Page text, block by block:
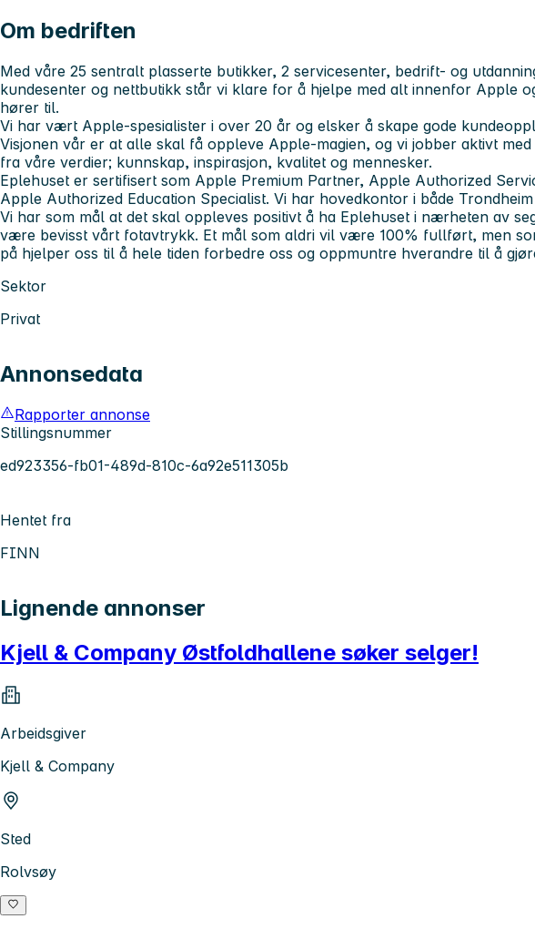
Om bedriften
Med våre 25 sentralt plasserte butikker, 2 servicesenter, bedrift- og
kundesenter og nettbutikk står vi klare for å hjelpe med alt innenfor Apple
hører til.
Vi har vært Apple-spesialister i over 20 år og elsker å skape gode
Visjonen vår er at alle skal få oppleve Apple-magien, og vi jobber aktivt
fra våre verdier; kunnskap, inspirasjon, kvalitet og mennesker.
Eplehuset er sertifisert som Apple Premium Partner, Apple Authorized
Apple Authorized Education Specialist. Vi har hovedkontor i både
Vi har som mål at det skal oppleves positivt å ha Eplehuset i nærheten av
være bevisst vårt fotavtrykk. Et mål som aldri vil være 100% fullført, men
på hjelper oss til å hele tiden forbedre oss og oppmuntre hverandre til å
Sektor
Privat
Annonsedata
Rapporter annonse
Stillingsnummer
ed923356-fb01-489d-810c-6a92e511305b
Hentet fra
FINN
Lignende annonser
Kjell & Company Østfoldhallene søker selger!
Arbeidsgiver
Kjell & Company
Sted
Rolvsøy